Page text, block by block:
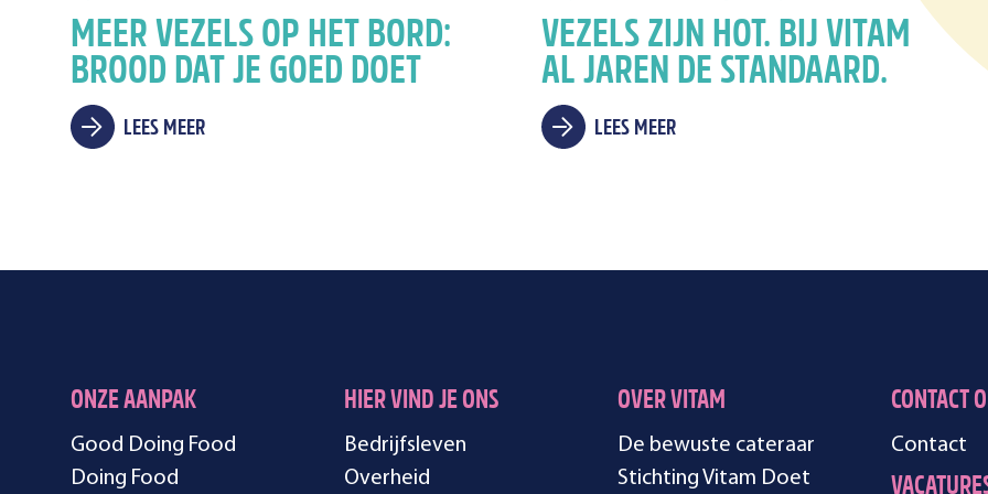
MEER VEZELS OP HET BORD:
BROOD DAT JE GOED DOET
LEES MEER
VEZELS ZIJN HOT. BIJ VITAM
AL JAREN DE STANDAARD.
LEES MEER
ONZE AANPAK
Good Doing Food
Doing Food
HIER VIND JE ONS
Bedrijfsleven
Overheid
OVER VITAM
De bewuste cateraar
Stichting Vitam Doet
CONTACT
Contact